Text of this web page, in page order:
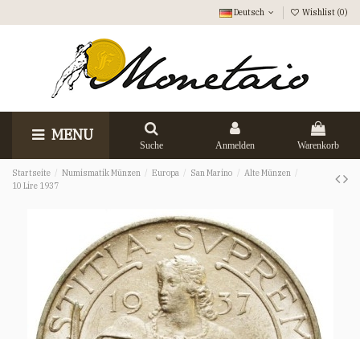
Deutsch Wishlist (0)
MENU
Suche Anmelden Warenkorb
Startseite Numismatik Münzen Europa San Marino
Alte Münzen
10 Lire 1937